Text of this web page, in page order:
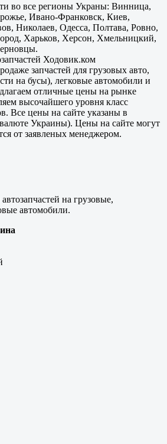
во все регионы Украны: Винница,
Ивано-Франковск, Киев,
Николаев, Одесса, Полтава, Ровно,
Харьков, Херсон, Хмельницкий,
Ходовик.ком
запчастей для грузовых авто,
на бусы), легковые автомобили и
отличные цены на рынке
высочайшего уровня класс
Все цены на сайте указаны в
Украины). Цены на сайте могут
от заявленых менеджером.
на грузовые,
автомобили.